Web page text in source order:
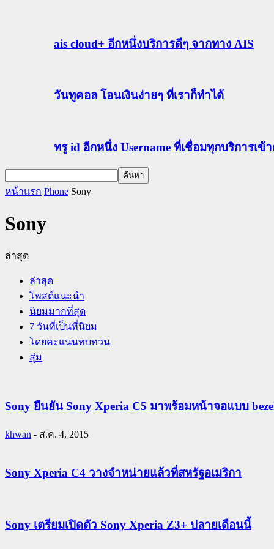
ais cloud+ อีกหนึ่งบริการดีๆ จากทาง AIS
วันทูคอล โอนเงินง่ายๆ ที่เราก็ทำได้
ทรู id อีกหนึ่ง Username ที่เชื่อมทุกบริการเข้
หน้าแรก Phone Sony
Sony
ล่าสุด
ล่าสุด
โพสต์แนะนำ
นิยมมากที่สุด
7 วันที่เป็นที่นิยม
โดยคะแนนทบทวน
สุ่ม
Sony ยืนยัน Sony Xperia C5 มาพร้อมหน้าจอแบบ
khwan - ส.ค. 4, 2015
Sony Xperia C4 วางจำหน่ายแล้วที่สหรัฐอเมริกา
Sony เตรียมเปิดตัว Sony Xperia Z3+ ปลายเดือนนี้